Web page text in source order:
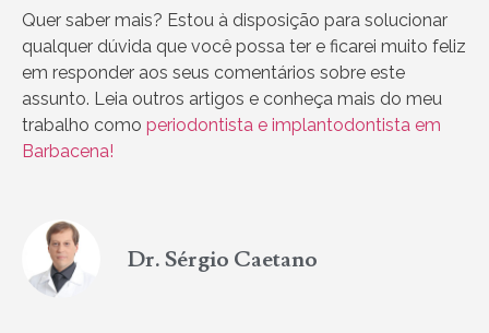
Quer saber mais? Estou à disposição para solucionar
qualquer dúvida que você possa ter e ficarei muito feliz
em responder aos seus comentários sobre este
assunto. Leia outros artigos e conheça mais do meu
trabalho como periodontista e implantodontista em
Barbacena!
Dr. Sérgio Caetano